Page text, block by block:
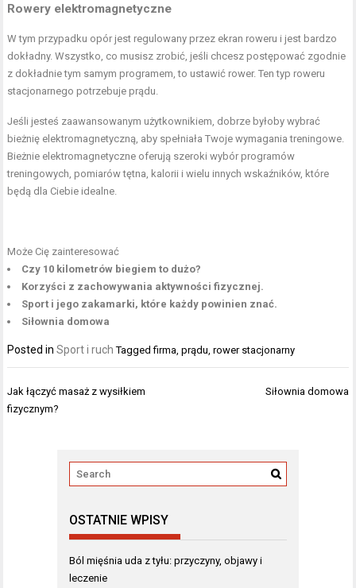
Rowery elektromagnetyczne
W tym przypadku opór jest regulowany przez ekran roweru i jest bardzo
dokładny. Wszystko, co musisz zrobić, jeśli chcesz postępować zgodnie
z dokładnie tym samym programem, to ustawić rower. Ten typ roweru
stacjonarnego potrzebuje prądu.
Jeśli jesteś zaawansowanym użytkownikiem, dobrze byłoby wybrać
bieżnię elektromagnetyczną, aby spełniała Twoje wymagania treningowe.
Bieżnie elektromagnetyczne oferują szeroki wybór programów
treningowych, pomiarów tętna, kalorii i wielu innych wskaźników, które
będą dla Ciebie idealne.
Może Cię zainteresować
Czy 10 kilometrów biegiem to dużo?
Korzyści z zachowywania aktywności fizycznej.
Sport i jego zakamarki, które każdy powinien znać.
Siłownia domowa
Posted inSport i ruch Taggedfirma ,prądu ,rower stacjonarny
Nawigacja
wpisu
Jak łączyć masaż z wysiłkiem
fizycznym?
Siłownia domowa
OSTATNIE WPISY
Ból mięśnia uda z tyłu: przyczyny, objawy i
leczenie